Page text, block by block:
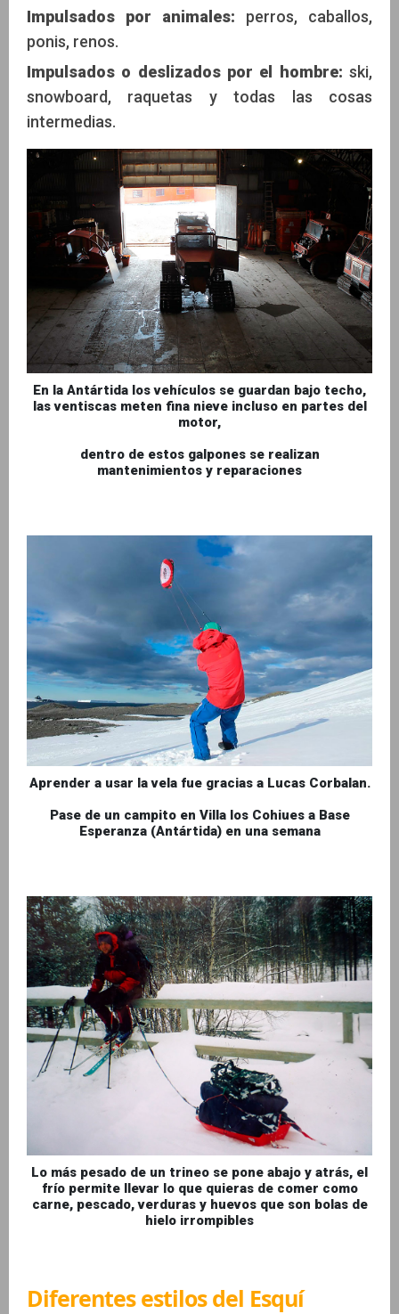
Impulsados por animales: perros, caballos,
ponis, renos.
Impulsados o deslizados por el hombre: ski,
snowboard, raquetas y todas las cosas
intermedias.
En la Antártida los vehículos se guardan bajo techo,
las ventiscas meten fina nieve incluso en partes del
motor,
dentro de estos galpones se realizan
mantenimientos y reparaciones
Aprender a usar la vela fue gracias a Lucas Corbalan.
Pase de un campito en Villa los Cohiues a Base
Esperanza (Antártida) en una semana
Lo más pesado de un trineo se pone abajo y atrás, el
frío permite llevar lo que quieras de comer como
carne, pescado, verduras y huevos que son bolas de
hielo irrompibles
Diferentes estilos del Esquí